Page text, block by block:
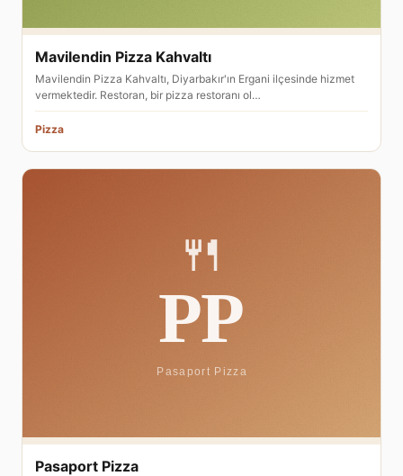
Mavilendin Pizza Kahvaltı
Mavilendin Pizza Kahvaltı, Diyarbakır'ın Ergani ilçesinde hizmet
vermektedir. Restoran, bir pizza restoranı ol…
Pizza
Pasaport Pizza